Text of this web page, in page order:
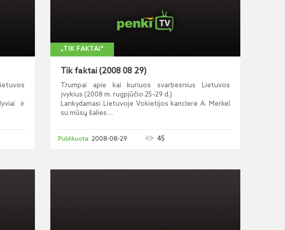
ir
„TIK FAKTAI“
Tik faktai (2008 08 29)
Trumpai apie kai kuriuos svarbesnius Lietuvos
įvykius (2008 m. rugpjūčio 25–29 d.)
Lankydamasi Lietuvoje Vokietijos kanclerė A. Merkel
su mūsų šalies ...
2008-08-29 45